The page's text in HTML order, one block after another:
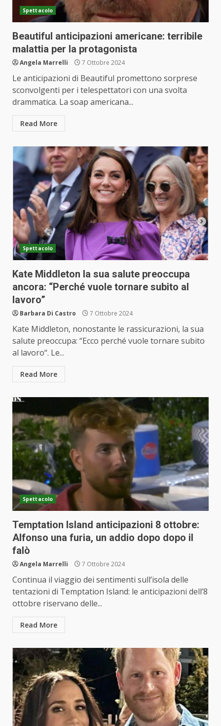
Spettacolo
Beautiful anticipazioni americane: terribile
malattia per la protagonista
Angela Marrelli 7 Ottobre 2024
Le anticipazioni di Beautiful promettono sorprese
sconvolgenti per i telespettatori con una svolta
drammatica. La soap americana...
Read More
Spettacolo
Kate Middleton la sua salute preoccupa
ancora: “Perché vuole tornare subito al
lavoro”
Barbara Di Castro 7 Ottobre 2024
Kate Middleton, nonostante le rassicurazioni, la sua
salute preoccupa: “Ecco perché vuole tornare subito
al lavoro“. Le...
Read More
Spettacolo
Temptation Island anticipazioni 8 ottobre:
Alfonso una furia, un addio dopo dopo il
falò
Angela Marrelli 7 Ottobre 2024
Continua il viaggio dei sentimenti sull’isola delle
tentazioni di Temptation Island: le anticipazioni dell’8
ottobre riservano delle...
Read More